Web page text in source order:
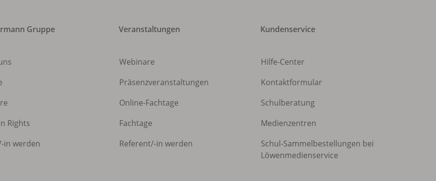
Gruppe
Rights
-in werden
Veranstaltungen
Webinare
Präsenzveranstaltungen
Online-Fachtage
Fachtage
Referent/-in werden
Kundenservice
Hilfe-Center
Kontaktformular
Schulberatung
Medienzentren
Schul-Sammelbestellungen bei
Löwenmedienservice